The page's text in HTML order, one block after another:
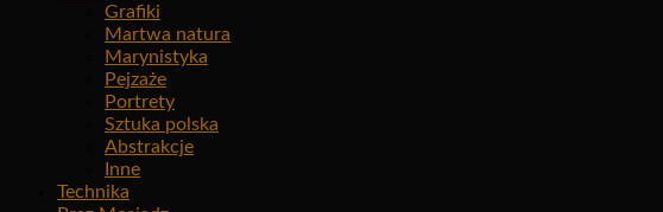
Grafiki
Martwa natura
Marynistyka
Pejzaże
Portrety
Sztuka polska
Abstrakcje
Inne
Technika